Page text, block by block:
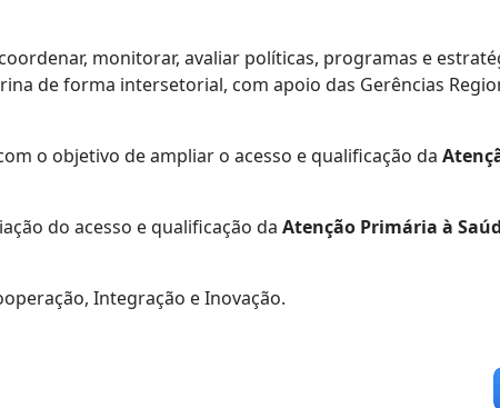
monitorar, avaliar políticas, programas e
de forma intersetorial, com apoio das Gerências
o objetivo de ampliar o acesso e qualificação da
do acesso e qualificação da Atenção Primária à
Integração e Inovação.